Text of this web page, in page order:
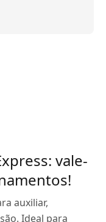
vale-
auxiliar,
Ideal para